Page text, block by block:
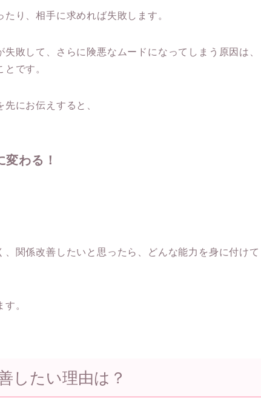
り、相手に求めれば失敗します。
敗して、さらに険悪なムードになってしまう原因は、
です。
にお伝えすると、
わる！
関係改善したいと思ったら、どんな能力を身に付けて
。
したい理由は？